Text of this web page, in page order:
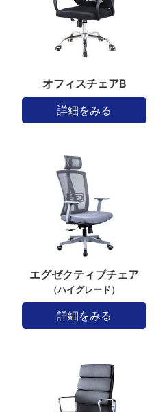
オフィスチェアB
詳細をみる
エグゼクティブチェア
（ハイグレード）
詳細をみる